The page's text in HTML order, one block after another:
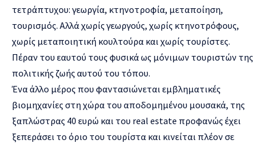
τετράπτυχου: γεωργία, κτηνοτροφία, μεταποίηση,
τουρισμός. Αλλά χωρίς γεωργούς, χωρίς κτηνοτρόφους,
χωρίς μεταποιητική κουλτούρα και χωρίς τουρίστες.
Πέραν του εαυτού τους φυσικά ως μόνιμων τουριστών της
πολιτικής ζωής αυτού του τόπου.
Ένα άλλο μέρος που φαντασιώνεται εμβληματικές
βιομηχανίες στη χώρα του αποδομημένου μουσακά, της
ξαπλώστρας 40 ευρώ και του real estate προφανώς έχει
ξεπεράσει το όριο του τουρίστα και κινείται πλέον σε